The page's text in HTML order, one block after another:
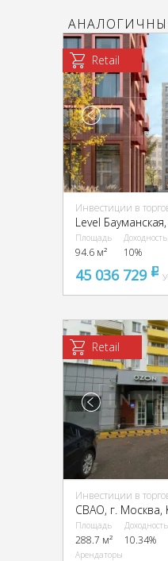
Retail
Инвестиции в
Площадь
94.6 м²
Доходность
10%
45 036 729
Retail
Инвестиции в
CВАО, г. Москва,
Площадь
288.7 м²
Доходность
10.34%
Арендаторы